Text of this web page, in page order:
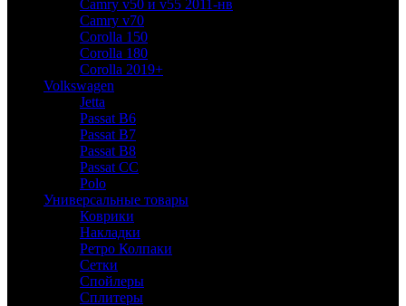
Camry v50 и v55 2011-нв
Camry v70
Corolla 150
Corolla 180
Corolla 2019+
Volkswagen
Jetta
Passat B6
Passat B7
Passat B8
Passat CC
Polo
Универсальные товары
Коврики
Накладки
Ретро Колпаки
Сетки
Спойлеры
Сплитеры